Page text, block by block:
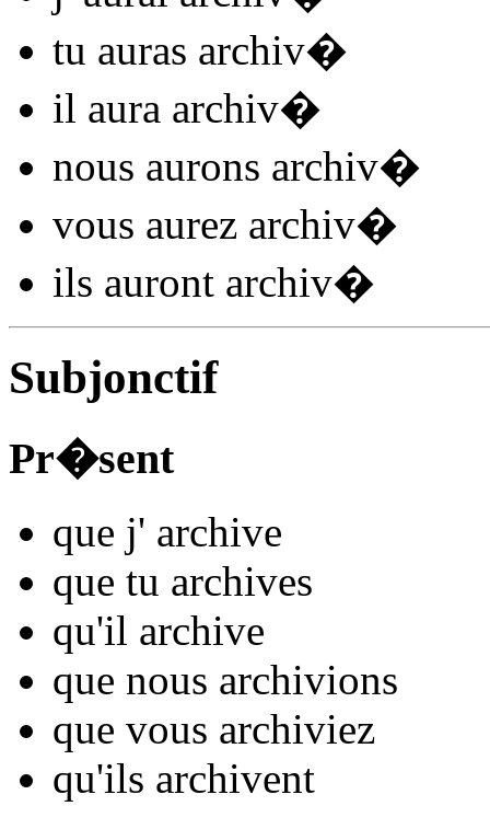
tu auras archiv�
il aura archiv�
nous aurons archiv�
vous aurez archiv�
ils auront archiv�
Subjonctif
Pr�sent
que j' archive
que tu archives
qu'il archive
que nous archivions
que vous archiviez
qu'ils archivent